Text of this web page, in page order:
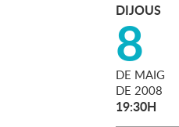
DIJOUS
8
DE MAIG
DE 2008
19:30H